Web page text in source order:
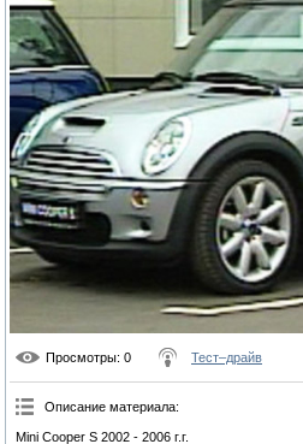
Просмотры: 0 Тест–драйв
Описание материала:
Mini Cooper S 2002 - 2006 г.г.